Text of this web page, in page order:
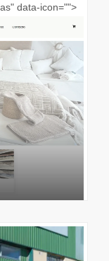
data-icon="">